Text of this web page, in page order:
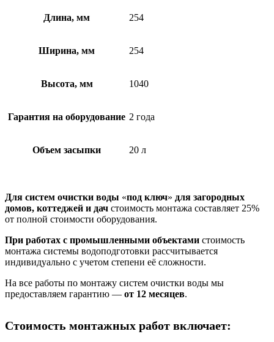
Длина, мм 254
Ширина, мм 254
Высота, мм 1040
Гарантия на оборудование 2 года
Объем засыпки 20 л
Для систем очистки воды «под ключ» для загородных
домов, коттеджей и дач cтоимость монтажа составляет 25%
от полной стоимости оборудования.
При работах с промышленными объектами стоимость
монтажа системы водоподготовки рассчитывается
индивидуально с учетом степени её сложности.
На все работы по монтажу систем очистки воды мы
предоставляем гарантию — от 12 месяцев.
Стоимость монтажных работ включает: